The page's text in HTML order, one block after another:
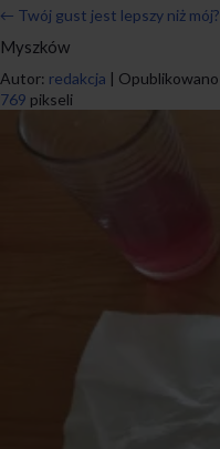
← Twój gust jest lepszy niż mój?
Myszków
Autor: redakcja | Opublikowano
769 pikseli